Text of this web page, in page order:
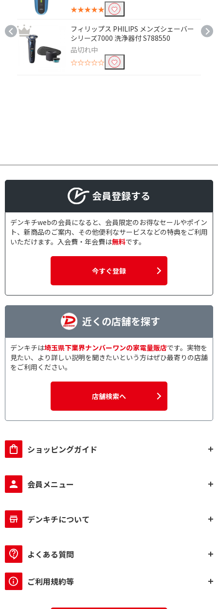
★★★★★
フィリップス PHILIPS メンズシェーバー
シリーズ7000 洗浄器付 S788550
品切れ中
☆☆☆☆☆
会員登録する
デンキチwebの会員になると、会員限定のお得なセールやポイン
ト、新商品のご案内、その他便利なサービスなどの特典をご利用
いただけます。入会費・年会費は無料です。
今すぐ登録
近くの店舗を探す
デンキチは埼玉県下業界ナンバーワンの家電量販店です。実物を
見たい、より詳しい説明を聞きたいという方はぜひ最寄りの店舗
をご利用ください。
店舗検索へ
ショッピングガイド
会員メニュー
デンキチについて
よくある質問
ご利用規約等